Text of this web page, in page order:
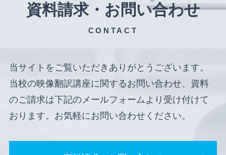
資料請求・お問い合わせ
CONTACT
当サイトをご覧いただきありがとうございます。
当校の映像翻訳講座に関するお問い合わせ、資料
のご請求は下記のメールフォームより受け付けて
おります。お気軽にお問い合わせください。